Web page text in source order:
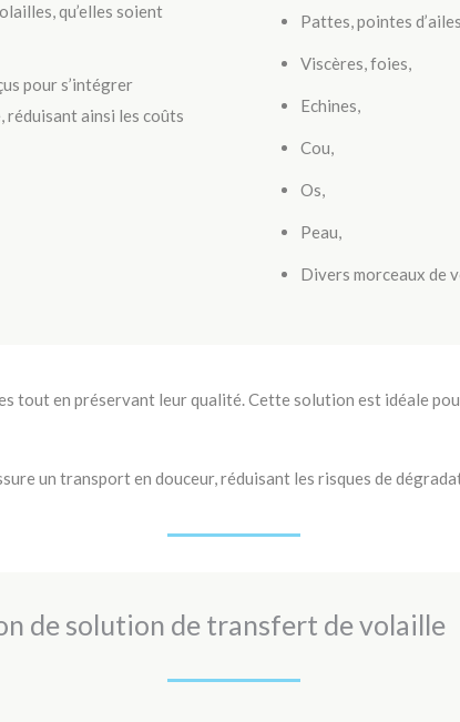
qu’elles soient
pour s’intégrer
réduisant ainsi les coûts
Pattes, pointes
Viscères, foies,
Echines,
Cou,
Os,
Peau,
Divers morceaux de
tout en préservant leur qualité. Cette solution est idéale
un transport en douceur, réduisant les risques de
de solution de transfert de volaille